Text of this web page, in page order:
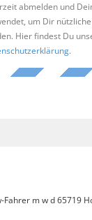
abmelden und
um Dir
Hier findest Du
.
m w d 65719